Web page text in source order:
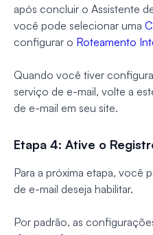
após concluir o Assistente
você pode selecionar uma
configurar o Roteamento
Quando você tiver
serviço de e-mail, volte a
de e-mail em seu site.
Etapa 4: Ative o
Para a próxima etapa, você
de e-mail deseja habilitar.
Por padrão, as